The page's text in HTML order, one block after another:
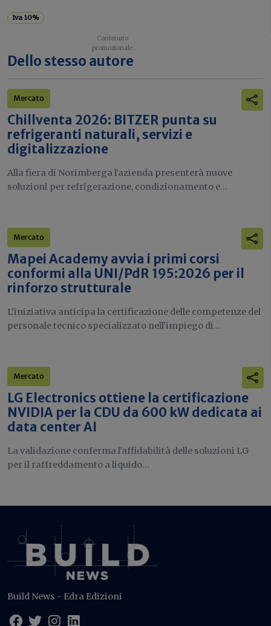
Iva 10%
Dello stesso autore
Mercato
Chillventa 2026: BITZER punta su
refrigeranti naturali, servizi e
digitalizzazione
Alla fiera di Norimberga l'azienda presenterà nuove
soluzioni per refrigerazione, condizionamento e...
Mercato
Mapei Academy avvia i primi corsi
conformi alla UNI/PdR 195:2026 per il
rinforzo strutturale
L'iniziativa anticipa la certificazione delle competenze del
personale tecnico specializzato nell'impiego di...
Mercato
LG Electronics ottiene la certificazione
NVIDIA per la CDU da 600 kW dedicata ai
data center AI
La validazione conferma l'affidabilità delle soluzioni LG
per il raffreddamento a liquido...
Build News - Edra Edizioni